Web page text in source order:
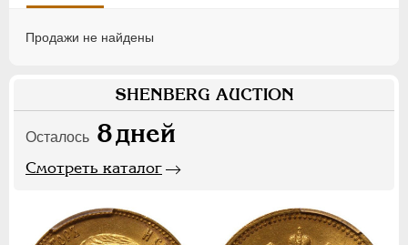
Продажи не найдены
SHENBERG AUCTION
Осталось 8дней
Смотреть каталог